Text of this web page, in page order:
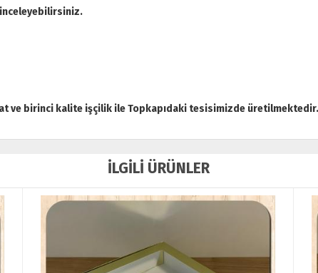
ve birinci kalite işçilik ile Topkapıdaki tesisimizde üretilmektedir.
İLGİLİ ÜRÜNLER